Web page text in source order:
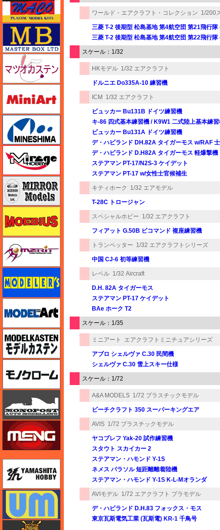
ワールド・エアクラフト・コレクション 1/200
三菱 T-2 後期型 松島基地 第4航空団 第21飛行
三菱 T-2 後期型 松島基地 第4航空団 第22飛行
スケール：1/32
HKモデル 1/32 エアクラフト
ドルニエ Do335A-10 練習機
ICM 1/32 エアクラフト
ビュッカー Bu131B ドイツ練習機
キ-86 四式基本練習機 / K9W1 二式陸上基本練
ビュッカー Bu131A ドイツ練習機
デ・ハビランド DH.82A タイガーモス w/RAF
デ・ハビランド D.H82A タイガーモス 軽爆撃機
ステアマン PT-17/N2S-3 ケイデット
ステアマン PT-17 w/女性士官候補生
キティホーク 1/32 エアモデル
T-28C トロージャン
スペシャルホビー 1/32 エアクラフト
フィアット G.50B ビコマンド 複座練習機
トランペッター 1/32 エアクラフトシリーズ
中国 CJ-6 初等練習機
レベル 1/32 Aircraft
D.H. 82A タイガーモス
ステアマン PT-17 ケイデット
BAe ホーク T2
スケール：1/35
ミニアート エアクラフトミニチュアシリーズ
アブロ シェルヴァ C.30 民間機
シェルヴァ C.30 雪上スキー仕様
スケール：1/72
A&A MODELS 1/72 プラスチックモデル
ビーチクラフト 350 スーパーキングエア
AVIS 1/72 プラスチックモデル
ヤコブレフ Yak-20 試作練習機
スタウト スカイカー 2
ステアマン・ハモンド Y-1S
ネメス パラソル 短距離離着陸機
ステアマン・ハモンド Y-1S K-L-Mオランダ
AVIモデル 1/72 エアクラフト プラモデル
デ・ハビランド D.H.83 フォックス・モス
東京瓦斯電気工業 (瓦斯電) KR-1 千鳥号
マスターボックス
マツオカステン
ミラージュホビー
ミラーモデルズ
メビウス
メリットインターナショナル
モデルアート
モデルカステン
モノクローム
モンモデル（MENG MODEL）